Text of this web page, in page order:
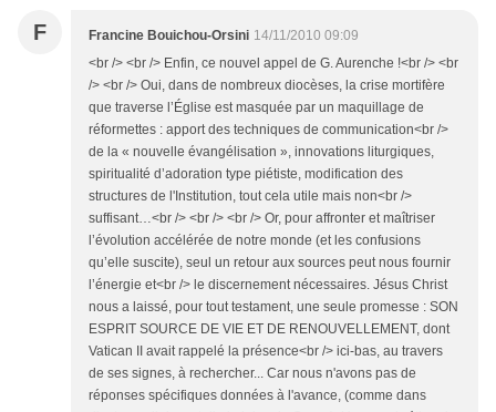
F Francine Bouichou-Orsini 14/11/2010 09:09
<br /> <br /> Enfin, ce nouvel appel de G. Aurenche !<br /> <br
/> <br /> Oui, dans de nombreux diocèses, la crise mortifère
que traverse l’Église est masquée par un maquillage de
réformettes : apport des techniques de communication<br />
de la « nouvelle évangélisation », innovations liturgiques,
spiritualité d’adoration type piétiste, modification des
structures de l'Institution, tout cela utile mais non<br />
suffisant…<br /> <br /> <br /> Or, pour affronter et maîtriser
l’évolution accélérée de notre monde (et les confusions
qu’elle suscite), seul un retour aux sources peut nous fournir
l’énergie et<br /> le discernement nécessaires. Jésus Christ
nous a laissé, pour tout testament, une seule promesse : SON
ESPRIT SOURCE DE VIE ET DE RENOUVELLEMENT, dont
Vatican II avait rappelé la présence<br /> ici-bas, au travers
de ses signes, à rechercher... Car nous n'avons pas de
réponses spécifiques données à l'avance, (comme dans